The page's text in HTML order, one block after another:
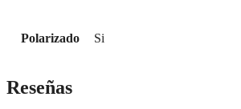
Polarizado Si
Reseñas